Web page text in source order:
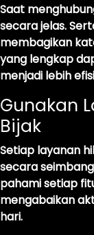
Saat
secara jelas.
membagikan
yang lengkap
menjadi lebih
Gunakan
Bijak
Setiap layanan
secara
pahami setiap
mengabaikan
hari.